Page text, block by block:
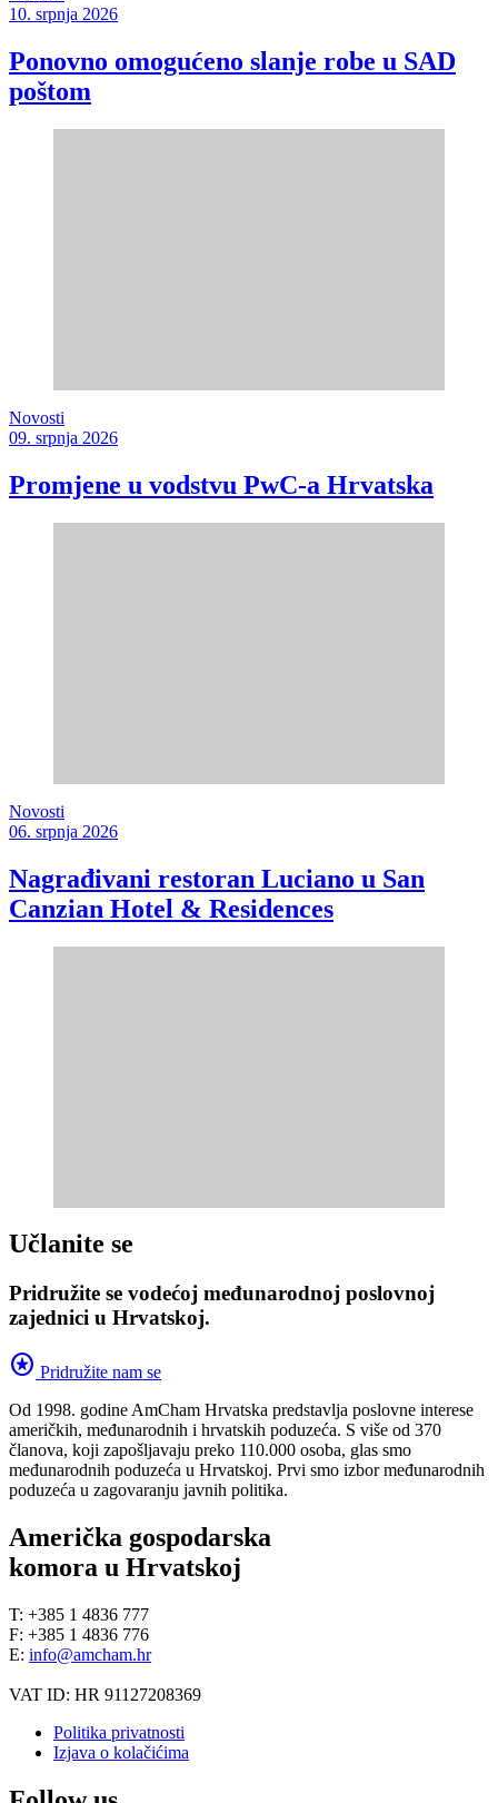
10. srpnja 2026
Ponovno omogućeno slanje robe u SAD
poštom
Novosti
09. srpnja 2026
Promjene u vodstvu PwC-a Hrvatska
Novosti
06. srpnja 2026
Nagrađivani restoran Luciano u San
Canzian Hotel & Residences
Učlanite se
Pridružite se vodećoj međunarodnoj poslovnoj
zajednici u Hrvatskoj.
stars Pridružite nam se
Od 1998. godine AmCham Hrvatska predstavlja poslovne interese
američkih, međunarodnih i hrvatskih poduzeća. S više od 370
članova, koji zapošljavaju preko 110.000 osoba, glas smo
međunarodnih poduzeća u Hrvatskoj. Prvi smo izbor međunarodnih
poduzeća u zagovaranju javnih politika.
Američka gospodarska
komora u Hrvatskoj
T: +385 1 4836 777
F: +385 1 4836 776
E: info@amcham.hr
VAT ID: HR 91127208369
Politika privatnosti
Izjava o kolačićima